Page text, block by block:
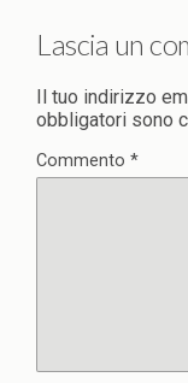
Lascia un
Il tuo indirizzo
obbligatori sono
Commento *